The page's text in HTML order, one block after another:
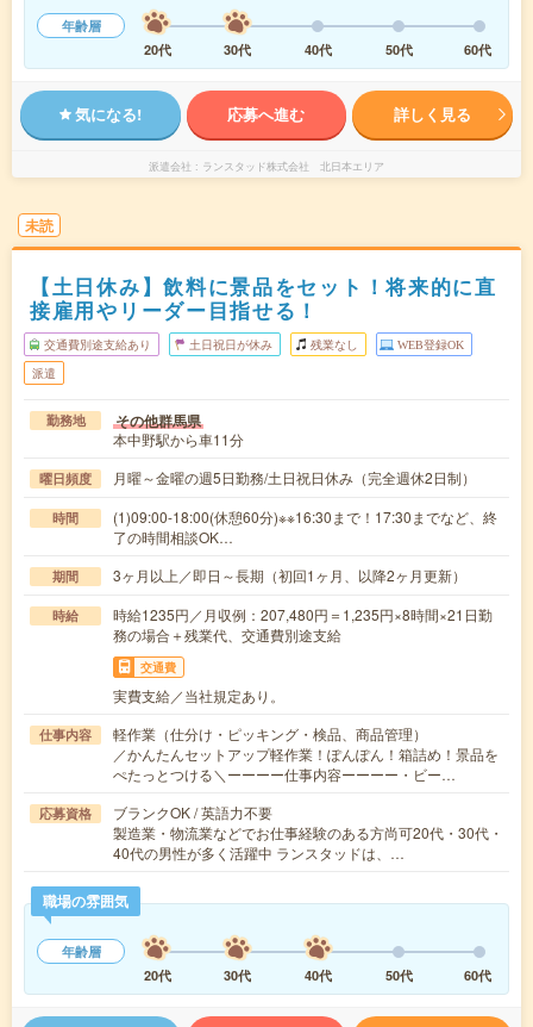
年齢層
20代
30代 40代 50代 60代
気になる! 応募へ進む 詳しく見る
派遣会社 ランスタッド株式会社 北日本エリア
未読
【土日休み】飲料に景品をセット！将来的に直
接雇用やリーダー目指せる！
交通費別途支給あり 土日祝日が休み 残業なし WEB登録OK
派遣
勤務地 その他群馬県
本中野駅から車11分
曜日頻度 月曜～金曜の週5日勤務/土日祝日休み（完全週休2日制）
時間
(1)09:00-18:00(休憩60分)※※16:30まで！17:30までなど、終
了の時間相談OK…
期間 3ヶ月以上／即日～長期（初回1ヶ月、以降2ヶ月更新）
時給
時給1235円／月収例：207,480円＝1,235円×8時間×21日勤
務の場合＋残業代、交通費別途支給
交通費
実費支給／当社規定あり。
仕事内容
軽作業（仕分け・ピッキング・検品、商品管理）
／かんたんセットアップ軽作業！ぽんぽん！箱詰め！景品を
ぺたっとつける＼ーーーー仕事内容ーーーー・ビー…
応募資格
ブランクOK / 英語力不要
製造業・物流業などでお仕事経験のある方尚可20代・30代・
40代の男性が多く活躍中 ランスタッドは、…
職場の雰囲気
年齢層
20代
30代 40代 50代 60代